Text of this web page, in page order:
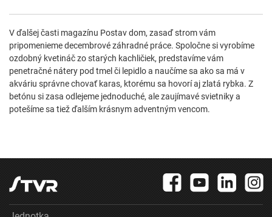
V ďalšej časti magazínu Postav dom, zasaď strom vám
pripomenieme decembrové záhradné práce. Spoločne si vyrobíme
ozdobný kvetináč zo starých kachličiek, predstavíme vám
penetračné nátery pod tmel či lepidlo a naučíme sa ako sa má v
akváriu správne chovať karas, ktorému sa hovorí aj zlatá rybka. Z
betónu si zasa odlejeme jednoduché, ale zaujímavé svietniky a
potešíme sa tiež ďalším krásnym adventným vencom.